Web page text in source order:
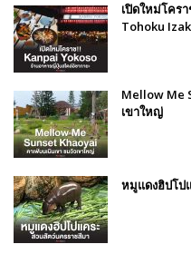
เปิดใหม่โคร
Tohoku
Mellow Me
เขาใหญ่
หมูแดงฮิปโป